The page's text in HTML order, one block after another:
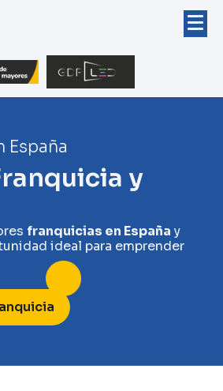
España
y
franquicias en España y
ideal para emprender